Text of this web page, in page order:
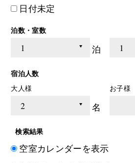
日付未定
泊数・室数
泊
宿泊人数
大人様
名
お子様
検索結果
空室カレンダーを表示